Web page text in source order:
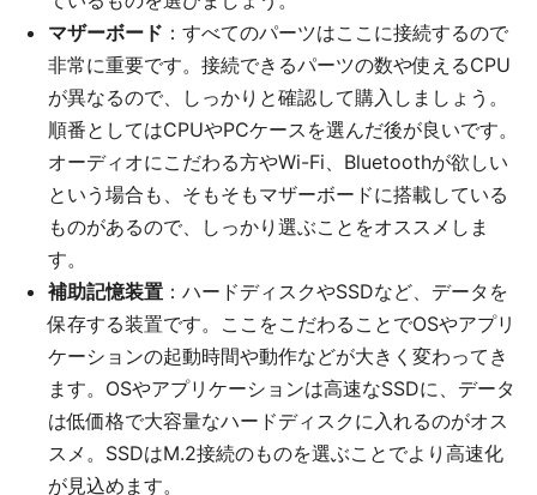
マザーボード ：すべてのパーツはここに接続するので
非常に重要です。接続できるパーツの数や使えるCPU
が異なるので、しっかりと確認して購入しましょう。
順番としてはCPUやPCケースを選んだ後が良いです。
オーディオにこだわる方やWi-Fi、Bluetoothが欲しい
という場合も、そもそもマザーボードに搭載している
ものがあるので、しっかり選ぶことをオススメしま
す。
補助記憶装置 ：ハードディスクやSSDなど、データを
保存する装置です。ここをこだわることでOSやアプリ
ケーションの起動時間や動作などが大きく変わってき
ます。OSやアプリケーションは高速なSSDに、データ
は低価格で大容量なハードディスクに入れるのがオス
スメ。SSDはM.2接続のものを選ぶことでより高速化
が見込めます。